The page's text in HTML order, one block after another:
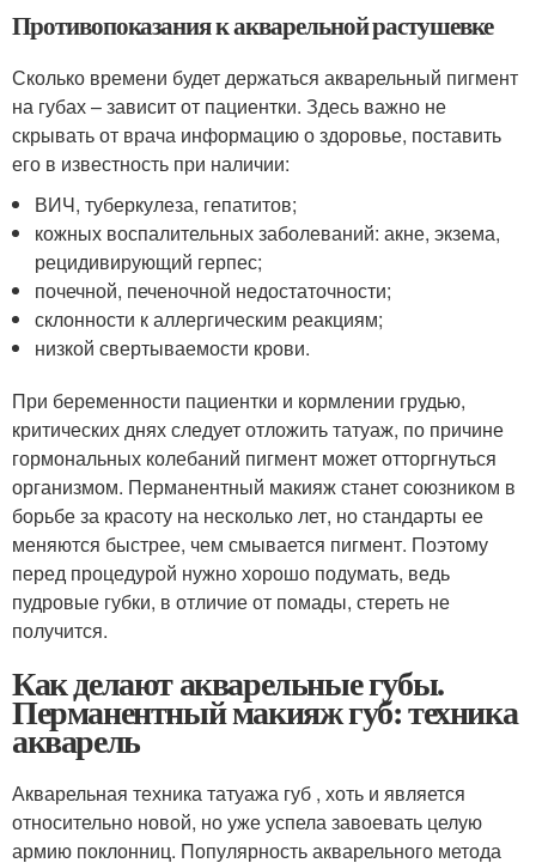
Противопоказания к акварельной растушевке
Сколько времени будет держаться акварельный пигмент
на губах – зависит от пациентки. Здесь важно не
скрывать от врача информацию о здоровье, поставить
его в известность при наличии:
ВИЧ, туберкулеза, гепатитов;
кожных воспалительных заболеваний: акне, экзема,
рецидивирующий герпес;
почечной, печеночной недостаточности;
склонности к аллергическим реакциям;
низкой свертываемости крови.
При беременности пациентки и кормлении грудью,
критических днях следует отложить татуаж, по причине
гормональных колебаний пигмент может отторгнуться
организмом. Перманентный макияж станет союзником в
борьбе за красоту на несколько лет, но стандарты ее
меняются быстрее, чем смывается пигмент. Поэтому
перед процедурой нужно хорошо подумать, ведь
пудровые губки, в отличие от помады, стереть не
получится.
Как делают акварельные губы.
Перманентный макияж губ: техника
акварель
Акварельная техника татуажа губ , хоть и является
относительно новой, но уже успела завоевать целую
армию поклонниц. Популярность акварельного метода